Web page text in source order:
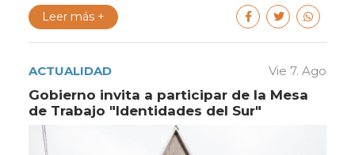
Leer más +
ACTUALIDAD Vie 7. Ago
Gobierno invita a participar de la Mesa
de Trabajo "Identidades del Sur"